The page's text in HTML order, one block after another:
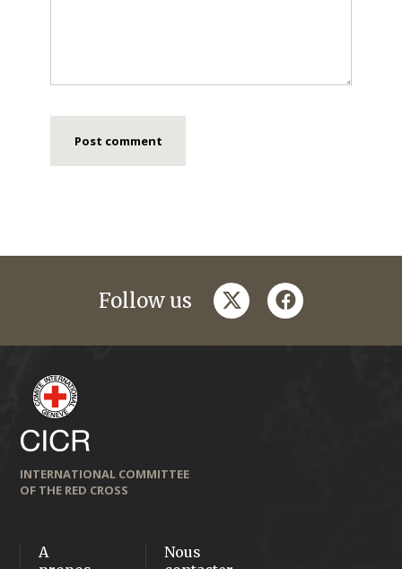
Follow us twitterfacebook
INTERNATIONAL COMMITTEE
OF THE RED CROSS
A
Nous